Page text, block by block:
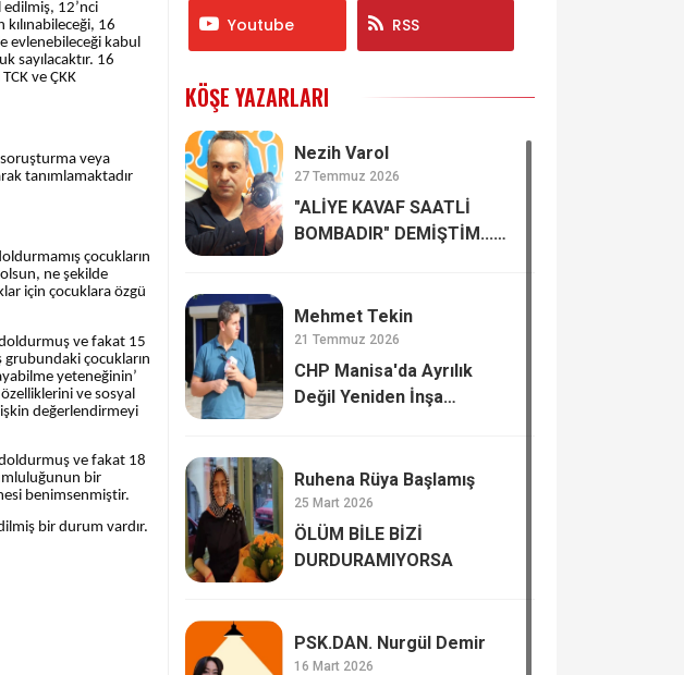
12’nci
16
evlenebileceği kabul
sayılacaktır. 16
ve ÇKK
soruşturma veya
tanımlamaktadır
çocukların
ne şekilde
için çocuklara özgü
doldurmuş ve fakat 15
grubundaki çocukların
yeteneğinin’
ve sosyal
değerlendirmeyi
doldurmuş ve fakat 18
bir
benimsenmiştir.
bir durum vardır.
Youtube RSS
KÖŞE YAZARLARI
Nezih Varol
27 Temmuz 2026
"ALİYE KAVAF SAATLİ
BOMBADIR" DEMİŞTİM...
Mehmet Tekin
21 Temmuz 2026
CHP Manisa'da Ayrılık
Değil Yeniden İnşa
Ruhena Rüya Başlamış
25 Mart 2026
ÖLÜM BİLE BİZİ
DURDURAMIYORSA
PSK.DAN. Nurgül Demir
16 Mart 2026